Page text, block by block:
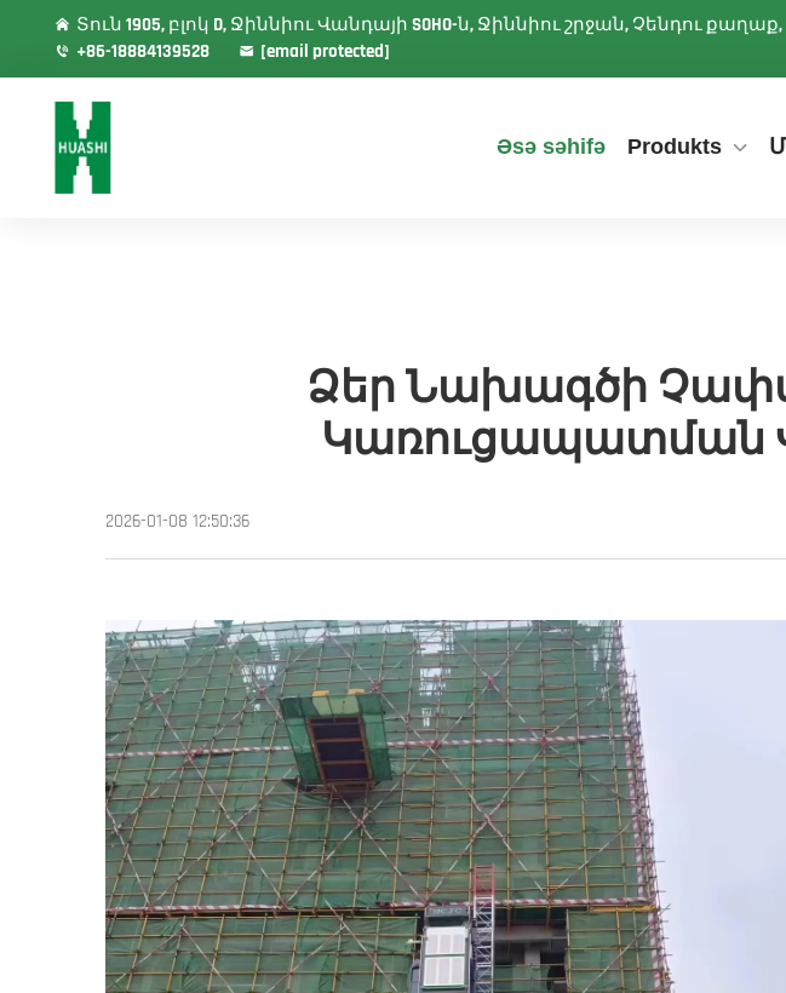
Տուն 1905, բլոկ D, Ջիննիու Վանդայի SOHO-ն, Ջիննիու շրջան, Չենդու
+86-18884139528
[email protected]
Əsə səhifə Produkts
Ձեր Նախագծի
Կառուցապատման
2026-01-08 12:50:36